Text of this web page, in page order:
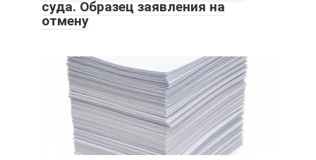
суда. Образец заявления на
отмену